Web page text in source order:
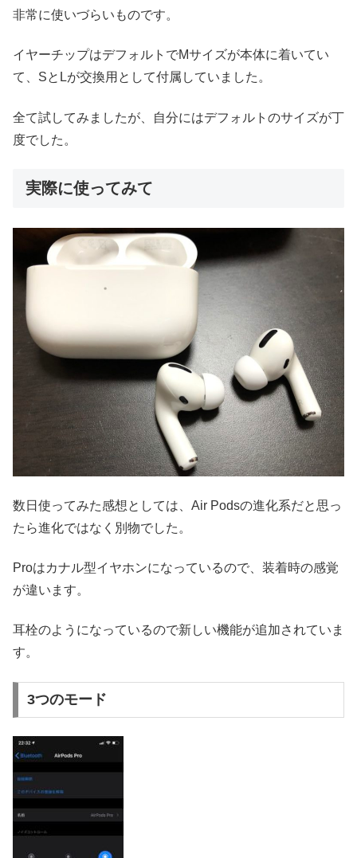
非常に使いづらいものです。
イヤーチップはデフォルトでMサイズが本体に着いてい
て、SとLが交換用として付属していました。
全て試してみましたが、自分にはデフォルトのサイズが丁
度でした。
実際に使ってみて
数日使ってみた感想としては、Air Podsの進化系だと思っ
たら進化ではなく別物でした。
Proはカナル型イヤホンになっているので、装着時の感覚
が違います。
耳栓のようになっているので新しい機能が追加されていま
す。
3つのモード